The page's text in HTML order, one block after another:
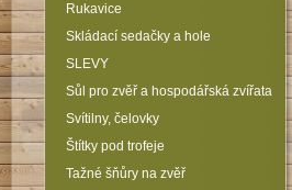
Rukavice
Skládací sedačky a hole
SLEVY
Sůl pro zvěř a hospodářská zvířata
Svítilny, čelovky
Štítky pod trofeje
Tažné šňůry na zvěř